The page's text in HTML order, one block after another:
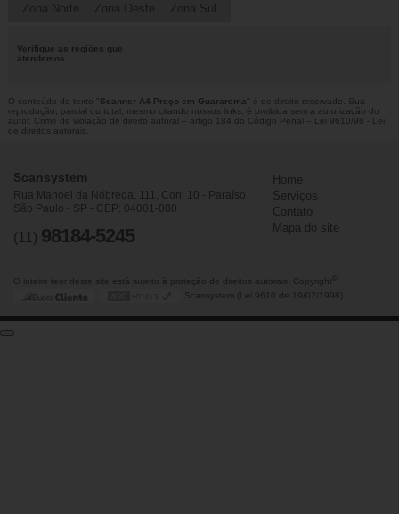
Zona Norte Zona Oeste Zona Sul
Verifique as regiões que
atendemos
O conteúdo do texto " Scanner A4 Preço em Guararema " é de direito reservado. Sua
reprodução, parcial ou total, mesmo citando nossos links, é proibida sem a autorização do
autor. Crime de violação de direito autoral – artigo 184 do Código Penal –
Lei 9610/98 - Lei
de direitos autorais
Scansystem
Rua Manoel da Nóbrega, 111, Conj 10 - Paraíso
São Paulo - SP - CEP: 04001-080
(11) 98184-5245
Home
Serviços
Contato
Mapa do site
O inteiro teor deste site está sujeito à proteção de direitos autorais. Copyright
Scansystem (Lei 9610 de 19/02/1998)